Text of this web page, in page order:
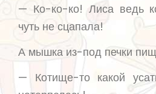
— Ко-ко-ко! Лиса ведь
чуть не сцапала!
А мышка из-под печки
— Котище-то какой